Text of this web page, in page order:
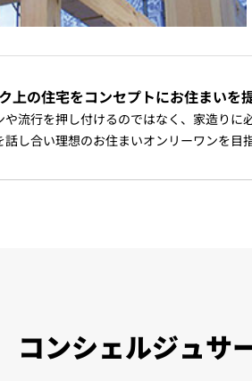
上の住宅をコンセプトにお住まいを
流行を押し付けるのではなく、家造り
し合い理想のお住まいオンリーワンを目
コンシェルジュサ